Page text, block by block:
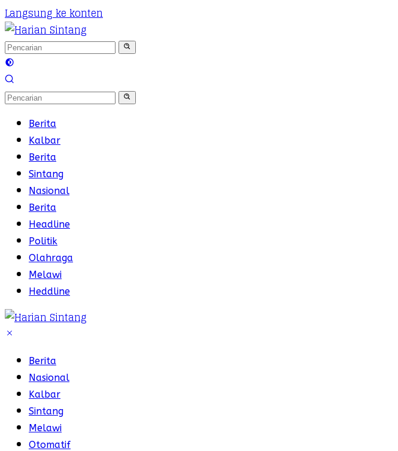
Langsung ke konten
Berita
Kalbar
Berita
Sintang
Nasional
Berita
Headline
Politik
Olahraga
Melawi
Heddline
Berita
Nasional
Kalbar
Sintang
Melawi
Otomatif